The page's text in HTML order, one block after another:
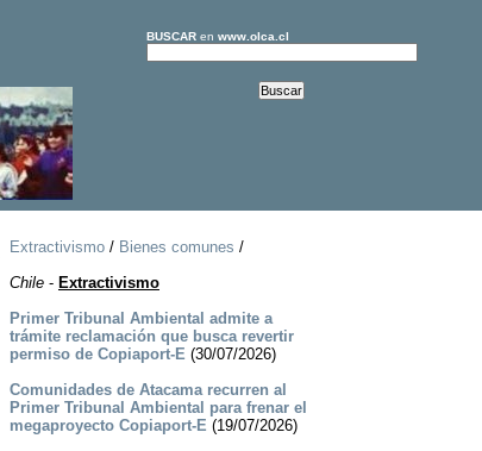
BUSCARen www.olca.cl
Extractivismo/ Bienes comunes /
Chile- Extractivismo
Primer Tribunal Ambiental admite a
trámite reclamación que busca revertir
permiso de Copiaport-E (30/07/2026)
Comunidades de Atacama recurren al
Primer Tribunal Ambiental para frenar el
megaproyecto Copiaport-E (19/07/2026)